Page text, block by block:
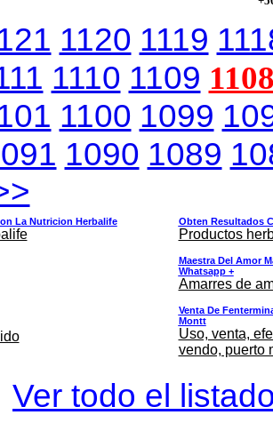
1120 1119
1110 1109
1100 1099
1090 1089
La Nutricion Herbalife Obten Resultados
Productos
Maestra Del Amor
Whatsapp +
Amarres de
Venta De
Montt
Uso, venta,
vendo, puerto
Ver todo el